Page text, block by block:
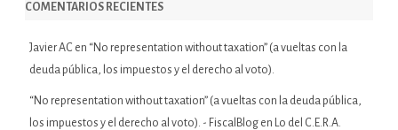
COMENTARIOS RECIENTES
Javier AC en “No representation without taxation” (a vueltas con la
deuda pública, los impuestos y el derecho al voto).
“No representation without taxation” (a vueltas con la deuda pública,
los impuestos y el derecho al voto). - FiscalBlog en Lo del C.E.R.A.